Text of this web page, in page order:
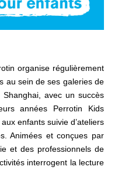
organise régulièrement
au sein de ses galeries de
avec un succès
années Perrotin Kids
enfants suivie d’ateliers
Animées et conçues par
et des professionnels de
interrogent la lecture